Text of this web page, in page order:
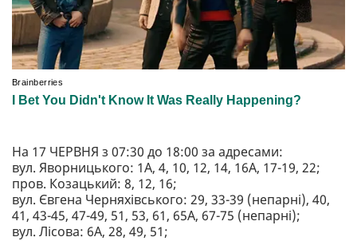
На 17 ЧЕРВНЯ з 07:30 до 18:00 за адресами:
вул. Яворницького: 1А, 4, 10, 12, 14, 16А, 17-19, 22;
пров. Козацький: 8, 12, 16;
вул. Євгена Черняхівського: 29, 33-39 (непарні), 40,
41, 43-45, 47-49, 51, 53, 61, 65А, 67-75 (непарні);
вул. Лісова: 6А, 28, 49, 51;